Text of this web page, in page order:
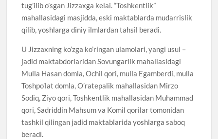
tug’ilib o’sgan Jizzaxga kelai. “Toshkentlik”
mahallasidagi masjidda, eski maktablarda mudarrislik
qilib, yoshlarga diniy ilmlardan tahsil beradi.
U Jizzaxning ko’zga ko’ringan ulamolari, yangi usul –
jadid maktabdorlaridan Sovungarlik mahallasidagi
Mulla Hasan domla, Ochil qori, mulla Egamberdi, mulla
Toshpo’lat domla, O’ratepalik mahallasidan Mirzo
Sodiq, Ziyo qori, Toshkentlik mahallasidan Muhammad
qori, Sadriddin Mahsum va Komil qorilar tomonidan
tashkil qilingan jadid maktablarida yoshlarga saboq
beradi.